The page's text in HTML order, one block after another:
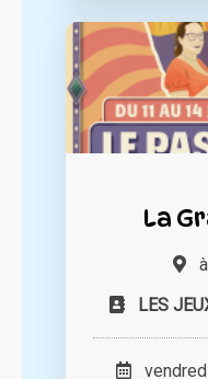
La
à
LES